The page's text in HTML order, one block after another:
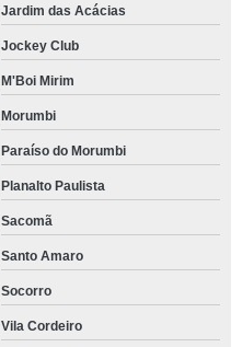
Jardim das Acácias
Jockey Club
M'Boi Mirim
Morumbi
Paraíso do Morumbi
Planalto Paulista
Sacomã
Santo Amaro
Socorro
Vila Cordeiro